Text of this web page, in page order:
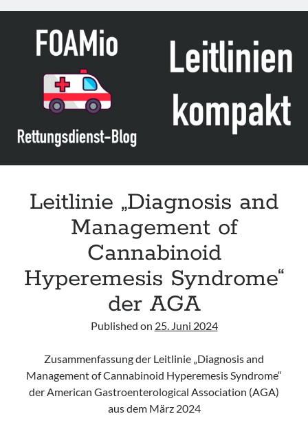
treatment
migraine“
der
IHS
Leitlinie „Diagnosis and
Management of
Cannabinoid
Hyperemesis Syndrome“
der AGA
Published on 25. Juni 2024
Zusammenfassung der Leitlinie „Diagnosis and
Management of Cannabinoid Hyperemesis Syndrome“
der American Gastroenterological Association (AGA)
aus dem März 2024